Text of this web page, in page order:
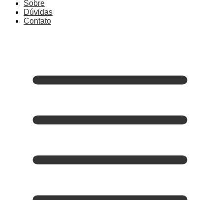
Sobre
Dúvidas
Contato